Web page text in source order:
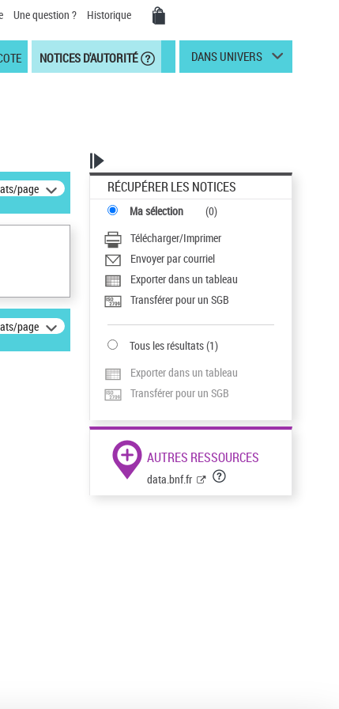
Une question ? Historique
NOTICES D'AUTORITÉ DANS UNIVERS
page
page
RÉCUPÉRER LES NOTICES
Ma sélection (0)
Télécharger/Imprimer
Envoyer par courriel
Exporter dans un tableau
Transférer pour un SGB
Tous les résultats(1)
Exporter dans un tableau
Transférer pour un SGB
AUTRES RESSOURCES
data.bnf.fr